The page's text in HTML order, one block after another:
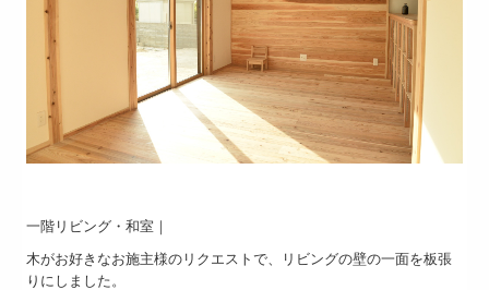
一階リビング・和室｜
木がお好きなお施主様のリクエストで、リビングの壁の一面を板張
りにしました。